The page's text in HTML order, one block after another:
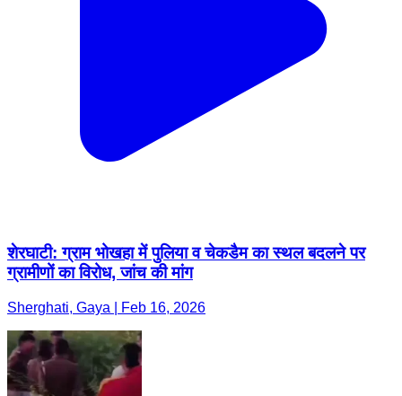
शेरघाटी: ग्राम भोखहा में पुलिया व चेकडैम का स्थल बदलने पर
ग्रामीणों का विरोध, जांच की मांग
Sherghati, Gaya | Feb 16, 2026